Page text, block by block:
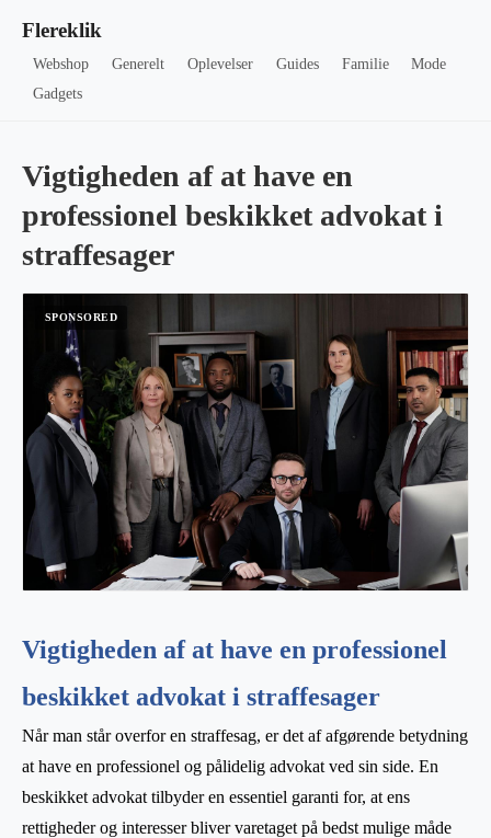
Flereklik
Webshop Generelt Oplevelser Guides Familie
Mode
Gadgets
Vigtigheden af at have en
professionel beskikket advokat i
straffesager
Vigtigheden af at have en professionel
beskikket advokat i straffesager
Når man står overfor en straffesag, er det af afgørende betydning
at have en professionel og pålidelig advokat ved sin side. En
beskikket advokat tilbyder en essentiel garanti for, at ens
rettigheder og interesser bliver varetaget på bedst mulige måde